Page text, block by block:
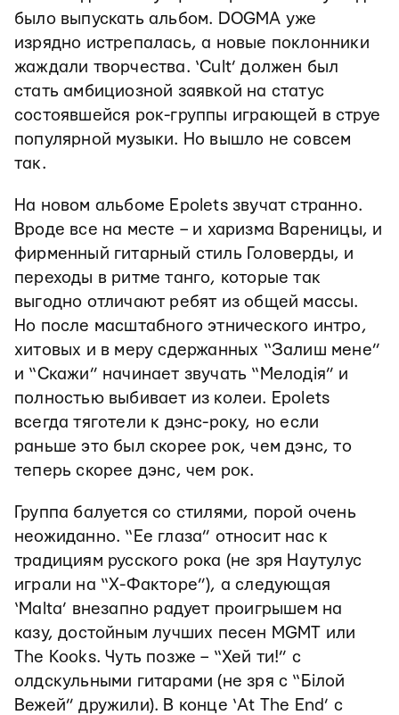
было выпускать альбом. DOGMA уже
изрядно истрепалась, а новые поклонники
жаждали творчества. ‘Cult’ должен был
стать амбициозной заявкой на статус
состоявшейся рок-группы играющей в струе
популярной музыки. Но вышло не совсем
так.
На новом альбоме Epolets звучат странно.
Вроде все на месте – и харизма Вареницы, и
фирменный гитарный стиль Головерды, и
переходы в ритме танго, которые так
выгодно отличают ребят из общей массы.
Но после масштабного этнического интро,
хитовых и в меру сдержанных “Залиш мене”
и “Скажи” начинает звучать “Мелодія” и
полностью выбивает из колеи. Epolets
всегда тяготели к дэнс-року, но если
раньше это был скорее рок, чем дэнс, то
теперь скорее дэнс, чем рок.
Группа балуется со стилями, порой очень
неожиданно. “Ее глаза” относит нас к
традициям русского рока (не зря Наутулус
играли на “Х-Факторе”), а следующая
‘Malta’ внезапно радует проигрышем на
казу, достойным лучших песен MGMT или
The Kooks. Чуть позже – “Хей ти!” с
олдскульными гитарами (не зря с “Білой
Вежей” дружили). В конце ‘At The End’ с